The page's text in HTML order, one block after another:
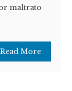
maltrato
Read More